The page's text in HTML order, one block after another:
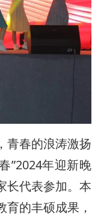
青春的浪涛激扬
”2024年迎新晚
长代表参加。本
的丰硕成果，